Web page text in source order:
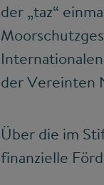
der „taz“
der Vereinten
Über die im
finanzielle